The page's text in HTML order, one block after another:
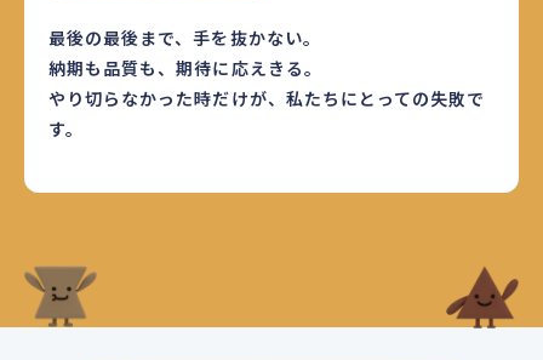
最後の最後まで、手を抜かない。
納期も品質も、期待に応えきる。
やり切らなかった時だけが、私たちにとっての失敗で
す。